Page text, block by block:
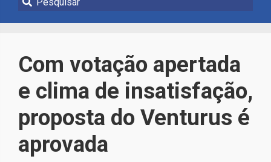
Notícias
Com votação apertada
e clima de insatisfação,
proposta do Venturus é
aprovada